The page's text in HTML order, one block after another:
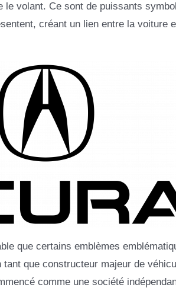
volant. Ce sont de puissants
créant un lien entre la voiture
que certains emblèmes
que constructeur majeur de
comme une société